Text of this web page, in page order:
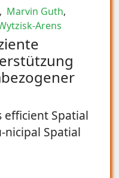
, Marvin Guth,
Arens
efficient Spatial
nicipal Spatial